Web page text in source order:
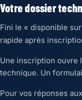
Votre dossier
Fini le « disponible
rapide après
Une inscription ouvre
technique. Un
Pour vos réponses